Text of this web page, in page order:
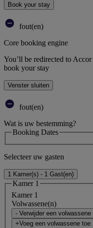
Book your stay
fout(en)
Core booking engine
You’ll be redirected to
book your stay
Venster sluiten
fout(en)
Wat is uw bestemming?
Booking Dates
Selecteer uw gasten
1 Kamer(s) - 1 Gast(en)
Kamer 1
Kamer 1
Volwassene(n)
- Verwijder een volwassene
+Voeg een volwassene toe